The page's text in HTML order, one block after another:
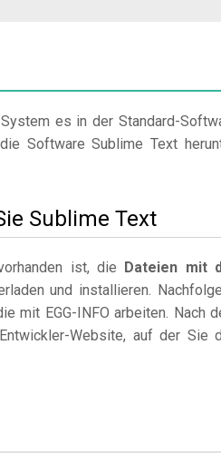
es in der Standard-
Software Sublime Text
Sublime Text
ist, die Dateien mit
und installieren.
mit EGG-INFO arbeiten. Nach
Website, auf der Sie